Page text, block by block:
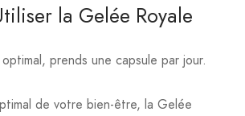
la Gelée Royale
prends une capsule par jour.
de votre bien-être, la Gelée